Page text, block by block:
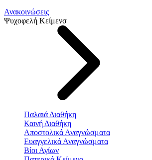
Ανακοινώσεις
Ψυχοφελή Κείμενσ
Παλαιά Διαθήκη
Καινή Διαθήκη
Αποστολικά Αναγνώσματα
Ευαγγελικά Αναγνώσματα
Βίοι Αγίων